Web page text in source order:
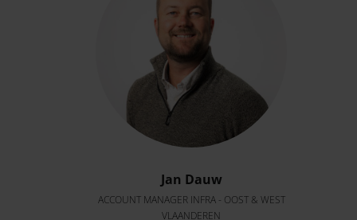
Jan Dauw
ACCOUNT MANAGER INFRA - OOST & WEST
VLAANDEREN